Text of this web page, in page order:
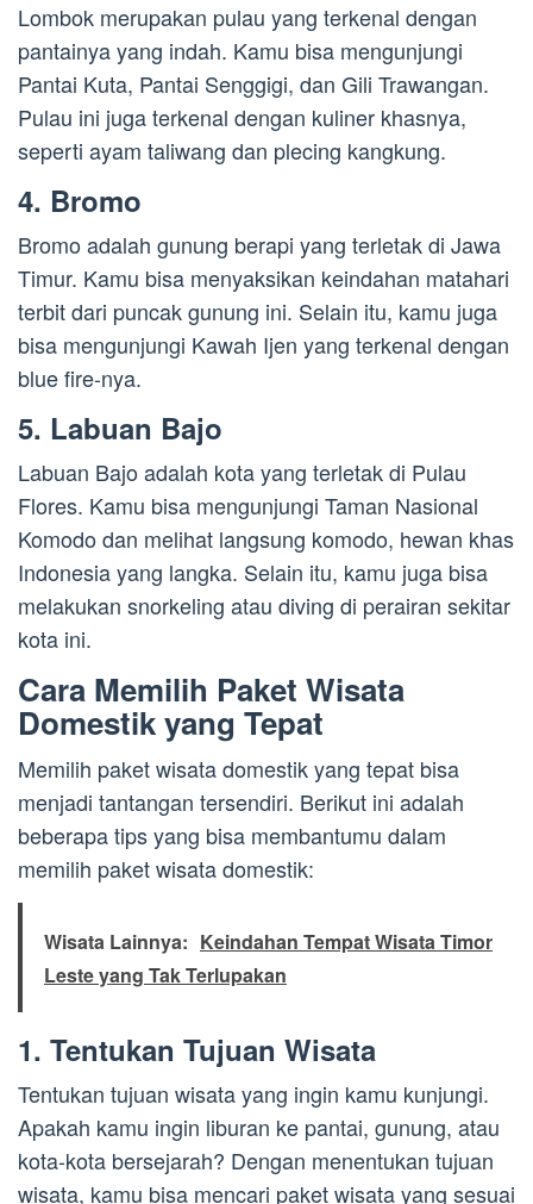
Lombok merupakan pulau yang terkenal dengan
pantainya yang indah. Kamu bisa mengunjungi
Pantai Kuta, Pantai Senggigi, dan Gili Trawangan.
Pulau ini juga terkenal dengan kuliner khasnya,
seperti ayam taliwang dan plecing kangkung.
4. Bromo
Bromo adalah gunung berapi yang terletak di Jawa
Timur. Kamu bisa menyaksikan keindahan matahari
terbit dari puncak gunung ini. Selain itu, kamu juga
bisa mengunjungi Kawah Ijen yang terkenal dengan
blue fire-nya.
5. Labuan Bajo
Labuan Bajo adalah kota yang terletak di Pulau
Flores. Kamu bisa mengunjungi Taman Nasional
Komodo dan melihat langsung komodo, hewan khas
Indonesia yang langka. Selain itu, kamu juga bisa
melakukan snorkeling atau diving di perairan sekitar
kota ini.
Cara Memilih Paket Wisata
Domestik yang Tepat
Memilih paket wisata domestik yang tepat bisa
menjadi tantangan tersendiri. Berikut ini adalah
beberapa tips yang bisa membantumu dalam
memilih paket wisata domestik:
Wisata Lainnya: Keindahan Tempat Wisata Timor
Leste yang Tak Terlupakan
1. Tentukan Tujuan Wisata
Tentukan tujuan wisata yang ingin kamu kunjungi.
Apakah kamu ingin liburan ke pantai, gunung, atau
kota-kota bersejarah? Dengan menentukan tujuan
wisata, kamu bisa mencari paket wisata yang sesuai